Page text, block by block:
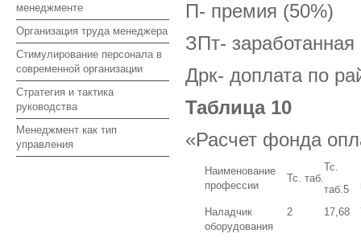
менеджменте
Организация труда менеджера
Стимулирование персонала в
современной организации
Стратегия и тактика
руководства
Менеджмент как тип
управления
П- премия (50%)
ЗПт-
Дрк- доплата по
Таблица 10
«Расчет фонда
Наименование
профессии
Тс. таб.
Тс.
таб.5
Наладчик
оборудования
2 17,68